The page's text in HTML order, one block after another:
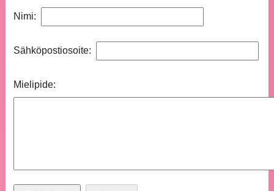
Nimi:
Sähköpostiosoite:
Mielipide: